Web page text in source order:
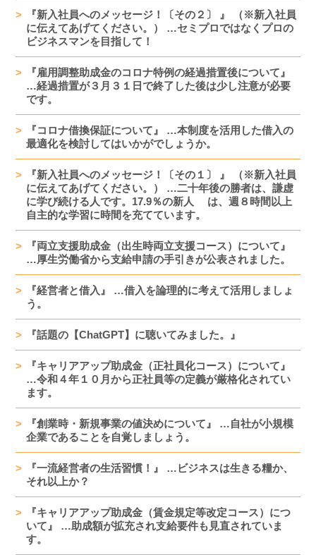
『新入社員へのメッセージ！〔その２〕 』 （※新入社員
に伝えてあげてください。） …セミプロではなくプロの
ビジネスマンを目指して！
『雇用調整助成金のコロナ特例の経過措置後について』
…経過措置が３月３１日で終了した後は少し注意が必要
です。
『コロナ借換保証について』 …本制度を活用した借入の
最適化を検討してはいかがでしょうか。
『新入社員へのメッセージ！〔その１〕 』 （※新入社員
に伝えてあげてください。） …二十年後の勝者は、謙虚
に学び続ける人です。17.9％の新人 は、週８時間以上
自主的な学習に時間を充てています。
『両立支援助成金（出生時両立支援コース）について』
…厚生労働省から支給申請の手引きが公表されました。
『経営者と借入』 …借入を論理的に考えて活用しましょ
う。
『話題の【ChatGPT】に聴いてみました。』
『キャリアアップ助成金（正社員化コース）について』
…令和４年１０月から正社員等の定義が厳格化されてい
ます。
『創業時・新規事業の値決めについて』 …自社が小規模
企業であることを自覚しましょう。
『一流経営者の生活習慣！』 …ビジネスは生きる糧か、
それ以上か？
『キャリアアップ助成金（賃金規定等改定コース）につ
いて』 …助成額が拡充され支給要件も見直されていま
す。